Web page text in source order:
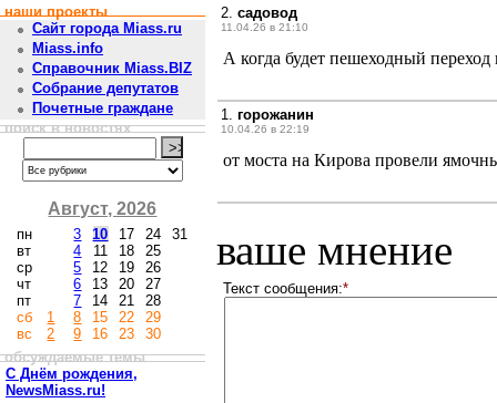
наши проекты
Сайт города Miass.ru
Miass.info
Справочник Miass.BIZ
Собрание депутатов
Почетные граждане
поиск в новостях
Август, 2026
пн
вт
ср
чт
пт
сб
вс
1
2
3
4
5
6
7
8
9
10
11
12
13
14
15
16
17
18
19
20
21
22
23
24
25
26
27
28
29
30
31
обсуждаемые темы
С Днём рождения,
NewsMiass.ru!
2. садовод
11.04.26 в 21:10
А когда будет пешеходный
1. горожанин
10.04.26 в 22:19
от моста на Кирова провели
ваше мнение
Текст сообщения:*